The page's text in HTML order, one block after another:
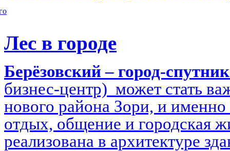
Лес в городе
Берёзовский – город-
бизнес-центр) может стать
нового района Зори, и именно
отдых, общение и городская
реализована в архитектуре